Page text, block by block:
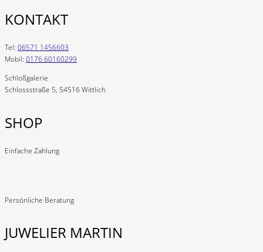
KONTAKT
Tel: 06571 1456603
Mobil: 0176 60160299
Schloßgalerie
Schlossstraße 5, 54516 Wittlich
SHOP
Einfache Zahlung
Persönliche Beratung
JUWELIER MARTIN